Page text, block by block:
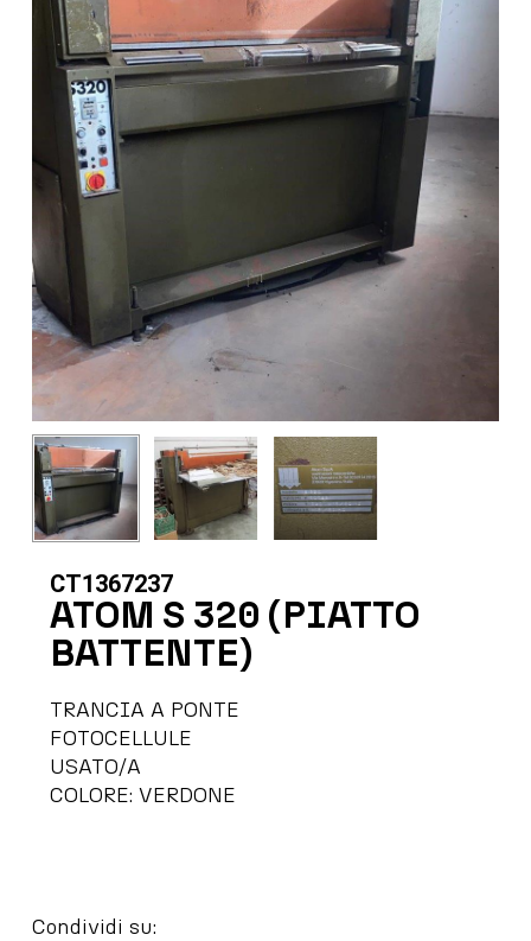
CT1367237
ATOM S 320 (PIATTO
BATTENTE)
TRANCIA A PONTE
FOTOCELLULE
USATO/A
COLORE: VERDONE
Condividi su: